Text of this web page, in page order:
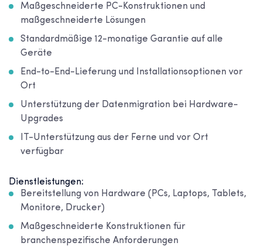
Maßgeschneiderte PC-Konstruktionen und
maßgeschneiderte Lösungen
Standardmäßige 12-monatige Garantie auf alle
Geräte
End-to-End-Lieferung und Installationsoptionen vor
Ort
Unterstützung der Datenmigration bei Hardware-
Upgrades
IT-Unterstützung aus der Ferne und vor Ort
verfügbar
Dienstleistungen:
Bereitstellung von Hardware (PCs, Laptops, Tablets,
Monitore, Drucker)
Maßgeschneiderte Konstruktionen für
branchenspezifische Anforderungen